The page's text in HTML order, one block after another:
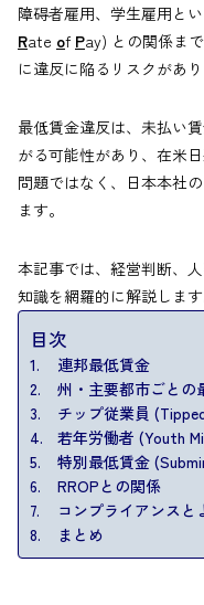
障碍者雇用、学生雇用と
Rate of Pay) との関係ま
に違反に陥るリスクがあり
最低賃金違反は、未払い
がる可能性があり、在米
問題ではなく、日本本社
ます。
本記事では、経営判断、
知識を網羅的に解説します
目次
連邦最低賃金
州・主要都市ごとの
チップ従業員
若年労働者 (Youth
特別最低賃金
RROPとの関係
コンプライアンスと
まとめ